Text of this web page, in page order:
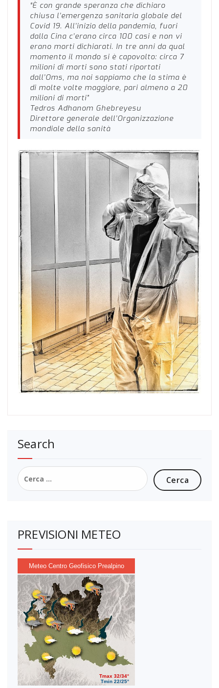
“È con grande speranza che dichiaro
chiusa l’emergenza sanitaria globale del
Covid 19. All’inizio della pandemia, fuori
dalla Cina c’erano circa 100 casi e non vi
erano morti dichiarati. In tre anni da qual
momento il mondo si è capovolto: circa 7
milioni di morti sono stati riportati
dall’Oms, ma noi sappiamo che la stima è
di molte volte maggiore, pari almeno a 20
milioni di morti”
Tedros Adhanom Ghebreyesu
Direttore generale dell’Organizzazione
mondiale della sanità
Search
Ricerca
per:
PREVISIONI METEO